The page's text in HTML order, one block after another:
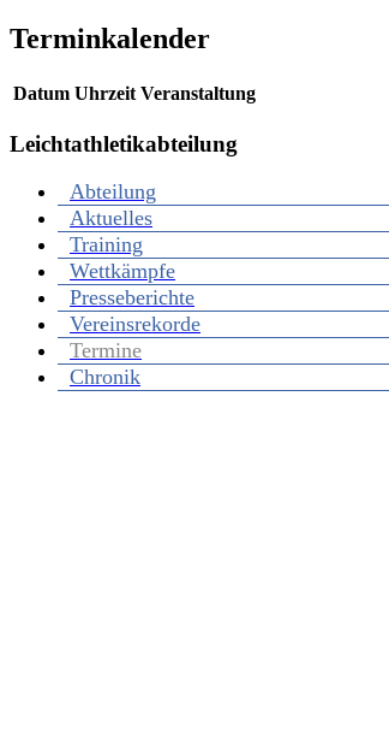
Terminkalender
Datum Uhrzeit Veranstaltung
Leichtathletikabteilung
Abteilung
Aktuelles
Training
Wettkämpfe
Presseberichte
Vereinsrekorde
Termine
Chronik